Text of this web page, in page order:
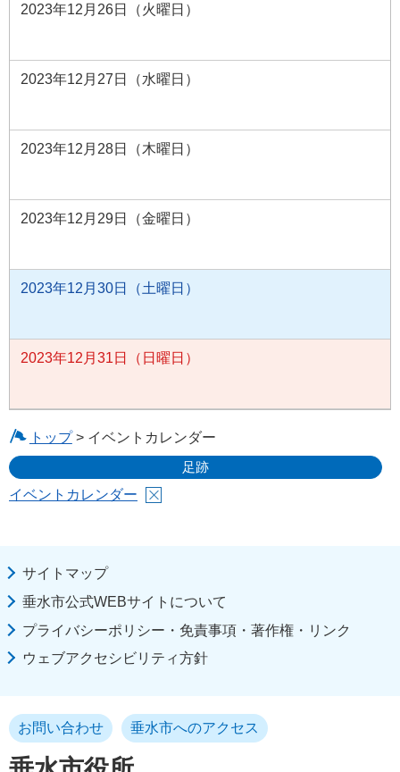
2023年12月26日（火曜日）
2023年12月27日（水曜日）
2023年12月28日（木曜日）
2023年12月29日（金曜日）
2023年12月30日（土曜日）
2023年12月31日（日曜日）
トップ> イベントカレンダー
足跡
イベントカレンダー
サイトマップ
垂水市公式WEBサイトについて
プライバシーポリシー・免責事項・著作権・リンク
ウェブアクセシビリティ方針
お問い合わせ 垂水市へのアクセス